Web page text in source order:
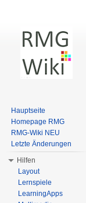
Hauptseite
Homepage RMG
RMG-Wiki NEU
Letzte Änderungen
Hilfen
Layout
Lernspiele
LearningApps